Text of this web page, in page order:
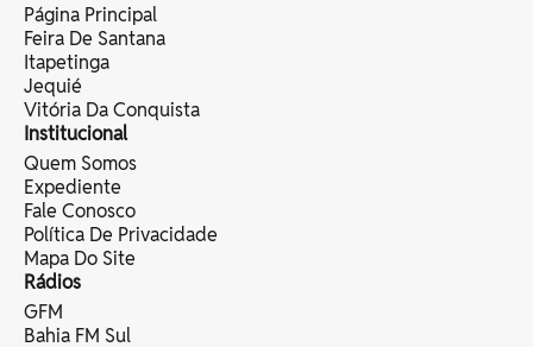
Página Principal
Feira De Santana
Itapetinga
Jequié
Vitória Da Conquista
Institucional
Quem Somos
Expediente
Fale Conosco
Política De Privacidade
Mapa Do Site
Rádios
GFM
Bahia FM Sul